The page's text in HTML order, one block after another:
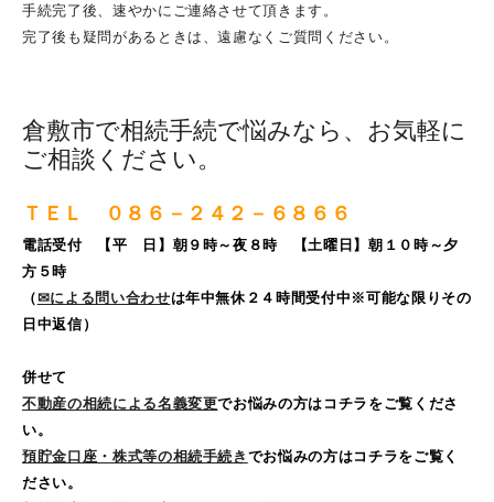
手続完了後、速やかにご連絡させて頂きます。
完了後も疑問があるときは、遠慮なくご質問ください。
倉敷市で相続手続で悩みなら、お気軽に
ご相談ください。
ＴＥＬ ０８６－２４２－６８６６
電話受付 【平 日】朝９時～夜８時 【土曜日】朝１０時～夕
方５時
（✉による問い合わせは年中無休２４時間受付中※可能な限りその
日中返信）
併せて
不動産の相続による名義変更でお悩みの方はコチラをご覧くださ
い。
預貯金口座・株式等の相続手続き でお悩みの方はコチラをご覧く
ださい。